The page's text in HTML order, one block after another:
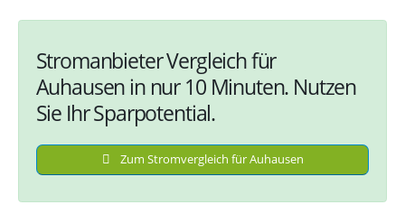
Stromanbieter Vergleich für
Auhausen in nur 10 Minuten. Nutzen
Sie Ihr Sparpotential.
Zum Stromvergleich für Auhausen